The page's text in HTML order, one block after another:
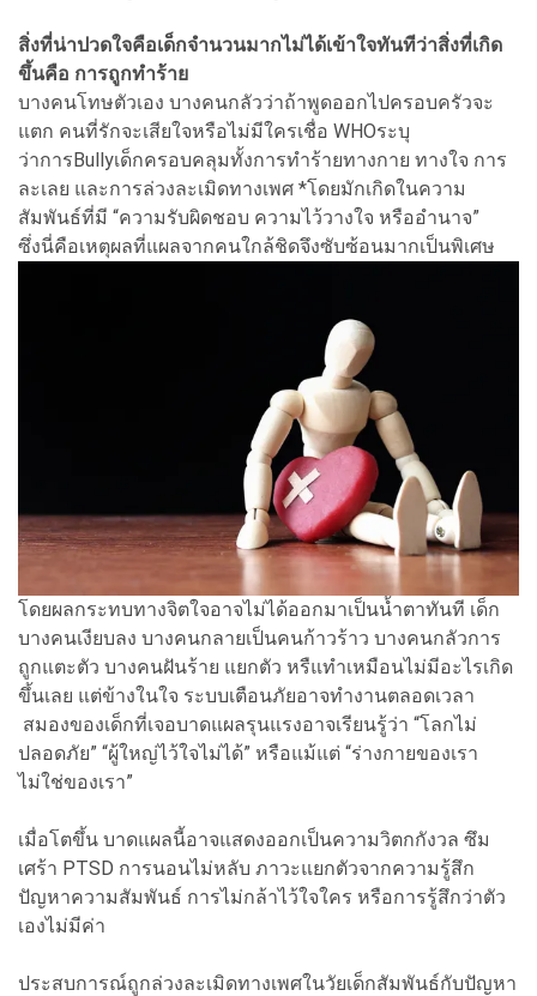
สิ่งที่น่าปวดใจคือเด็กจำนวนมากไม่ได้เข้าใจทันทีว่าสิ่งที่เกิด
ขึ้นคือ การถูกทำร้าย
บางคนโทษตัวเอง บางคนกลัวว่าถ้าพูดออกไปครอบครัวจะ
แตก คนที่รักจะเสียใจหรือไม่มีใครเชื่อ WHOระบุ
ว่าการBullyเด็กครอบคลุมทั้งการทำร้ายทางกาย ทางใจ การ
ละเลย และการล่วงละเมิดทางเพศ *โดยมักเกิดในความ
สัมพันธ์ที่มี “ความรับผิดชอบ ความไว้วางใจ หรืออำนาจ”
ซึ่งนี่คือเหตุผลที่แผลจากคนใกล้ชิดจึงซับซ้อนมากเป็นพิเศษ
โดยผลกระทบทางจิตใจอาจไม่ได้ออกมาเป็นน้ำตาทันที เด็ก
บางคนเงียบลง บางคนกลายเป็นคนก้าวร้าว บางคนกลัวการ
ถูกแตะตัว บางคนฝันร้าย แยกตัว หรืแทำเหมือนไม่มีอะไรเกิด
ขึ้นเลย แต่ข้างในใจ ระบบเตือนภัยอาจทำงานตลอดเวลา
สมองของเด็กที่เจอบาดแผลรุนแรงอาจเรียนรู้ว่า “โลกไม่
ปลอดภัย” “ผู้ใหญ่ไว้ใจไม่ได้” หรือแม้แต่ “ร่างกายของเรา
ไม่ใช่ของเรา”
เมื่อโตขึ้น บาดแผลนี้อาจแสดงออกเป็นความวิตกกังวล ซึม
เศร้า PTSD การนอนไม่หลับ ภาวะแยกตัวจากความรู้สึก
ปัญหาความสัมพันธ์ การไม่กล้าไว้ใจใคร หรือการรู้สึกว่าตัว
เองไม่มีค่า
ประสบการณ์ถูกล่วงละเมิดทางเพศในวัยเด็กสัมพันธ์กับปัญหา